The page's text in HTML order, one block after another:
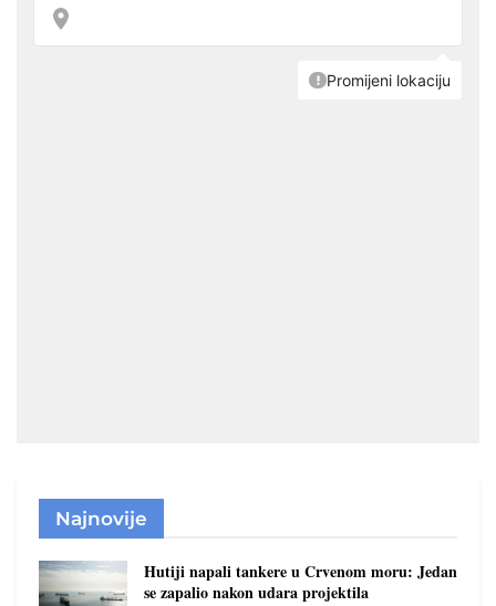
Najnovije
Hutiji napali tankere u Crvenom moru: Jedan
se zapalio nakon udara projektila